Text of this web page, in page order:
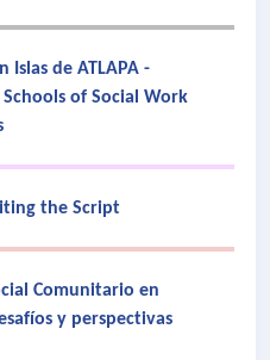
Islas de ATLAPA -
of Social Work
the Script
Comunitario en
y perspectivas